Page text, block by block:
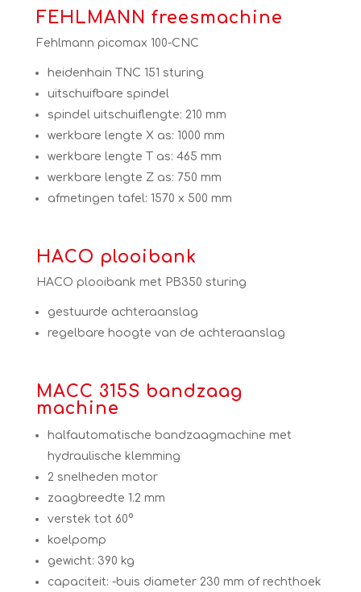
FEHLMANN freesmachine
Fehlmann picomax 100-CNC
heidenhain TNC 151 sturing
uitschuifbare spindel
spindel uitschuiflengte: 210 mm
werkbare lengte X as: 1000 mm
werkbare lengte T as: 465 mm
werkbare lengte Z as: 750 mm
afmetingen tafel: 1570 x 500 mm
HACO plooibank
HACO plooibank met PB350 sturing
gestuurde achteraanslag
regelbare hoogte van de achteraanslag
MACC 315S bandzaag
machine
halfautomatische bandzaagmachine met
hydraulische klemming
2 snelheden motor
zaagbreedte 1.2 mm
verstek tot 60°
koelpomp
gewicht: 390 kg
capaciteit: -buis diameter 230 mm of rechthoek